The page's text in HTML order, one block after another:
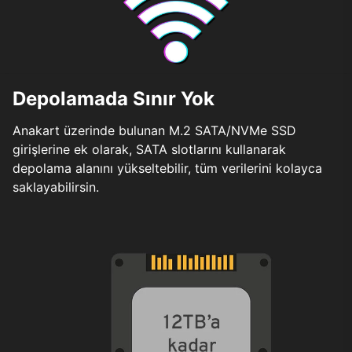
Depolamada Sınır Yok
Anakart üzerinde bulunan M.2 SATA/NVMe SSD
girişlerine ek olarak, SATA slotlarını kullanarak
depolama alanını yükseltebilir, tüm verilerini kolayca
saklayabilirsin.